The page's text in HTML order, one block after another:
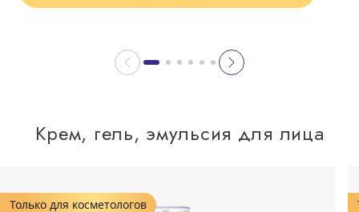
Крем, гель, эмульсия для лица
Только для косметологов